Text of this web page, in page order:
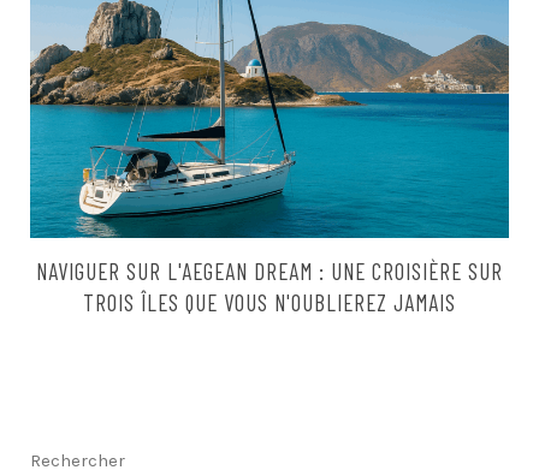
NAVIGUER SUR L'AEGEAN DREAM : UNE CROISIÈRE SUR
TROIS ÎLES QUE VOUS N'OUBLIEREZ JAMAIS
Rechercher